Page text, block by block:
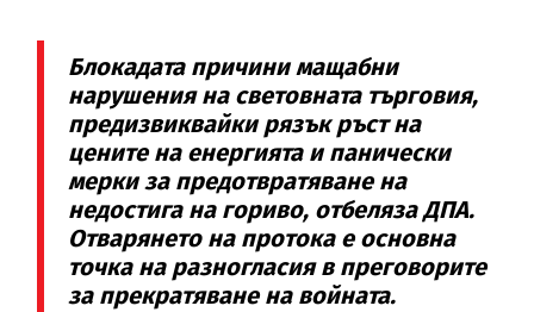
Блокадата причини мащабни
нарушения на световната търговия,
предизвиквайки рязък ръст на
цените на енергията и панически
мерки за предотвратяване на
недостига на гориво, отбеляза ДПА.
Отварянето на протока е основна
точка на разногласия в преговорите
за прекратяване на войната.